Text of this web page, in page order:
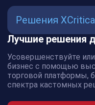
Решения
AMS
Крипто
биржа
Крипто
Лучшие решения
Усовершенствуйте
бизнес с помощью
торговой платформы,
спектра кастомных